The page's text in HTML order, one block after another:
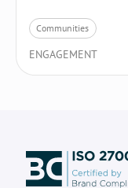
Communities
ENGAGEMENT